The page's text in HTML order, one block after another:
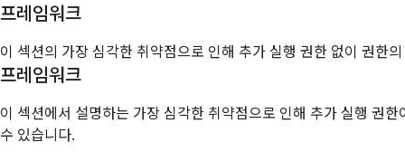
프레임워크
이 섹션의 가장 심각한 취약점으로 인해 추가 실행 권한 없이 권한
프레임워크
이 섹션에서 설명하는 가장 심각한 취약점으로 인해 추가 실행 권
수 있습니다.